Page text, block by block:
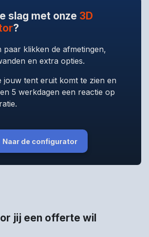
slag met onze 3D
?
paar klikken de afmetingen,
en extra opties.
jouw tent eruit komt te zien en
5 werkdagen een reactie op
Naar de configurator
jij een offerte wil